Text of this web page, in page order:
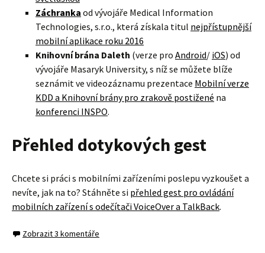
Záchranka od vývojáře Medical Information
Technologies, s.r.o., která získala titul nejpřístupnější
mobilní aplikace roku 2016
Knihovní brána Daleth (verze pro Android/ iOS) od
vývojáře Masaryk University, s níž se můžete blíže
seznámit ve videozáznamu prezentace Mobilní verze
KDD a Knihovní brány pro zrakově postižené na
konferenci INSPO.
Přehled dotykových gest
Chcete si práci s mobilními zařízeními poslepu vyzkoušet a
nevíte, jak na to? Stáhněte si přehled gest pro ovládání
mobilních zařízení s odečítači VoiceOver a TalkBack.
Zobrazit 3 komentáře